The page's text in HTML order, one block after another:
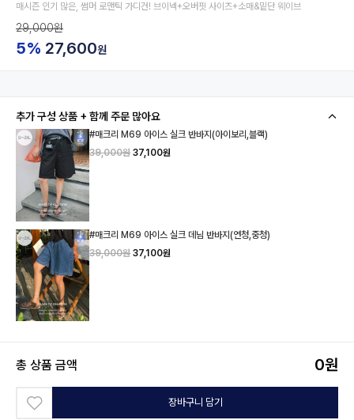
매시즌 인기 많은, 썸머 로맨틱 가디건! 브이넥+오버핏 사이즈+소매&밑단 웨이브
29,000원
5% 27,600원
추가 구성 상품 + 함께 주문 많아요
#매크리 M69 아이스 실크 반바지(아이보리,블랙)
39,000원 37,100원
#매크리 M69 아이스 실크 데님 반바지(연청,중청)
39,000원 37,100원
총 상품 금액 0원
장바구니 담기